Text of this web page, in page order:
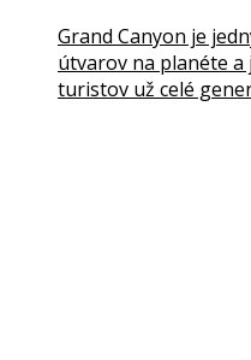
Grand Canyon je
útvarov na planéte a
turistov už celé